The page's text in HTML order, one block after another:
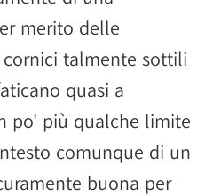
merito delle
talmente sottili
quasi a
po' più qualche limite
comunque di un
buona per